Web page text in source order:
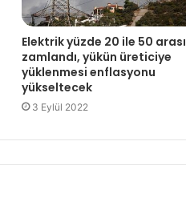
Elektrik yüzde 20 ile 50 arası
zamlandı, yükün üreticiye
yüklenmesi enflasyonu
yükseltecek
3 Eylül 2022